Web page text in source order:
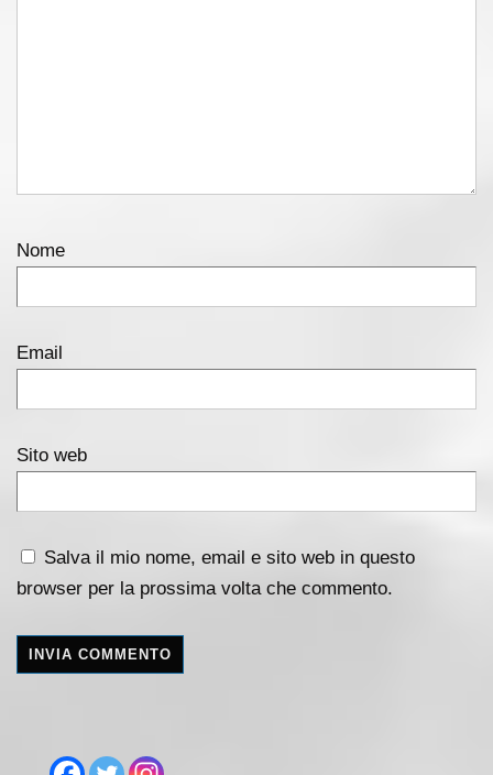
Nome
Email
Sito web
Salva il mio nome, email e sito web in questo
browser per la prossima volta che commento.